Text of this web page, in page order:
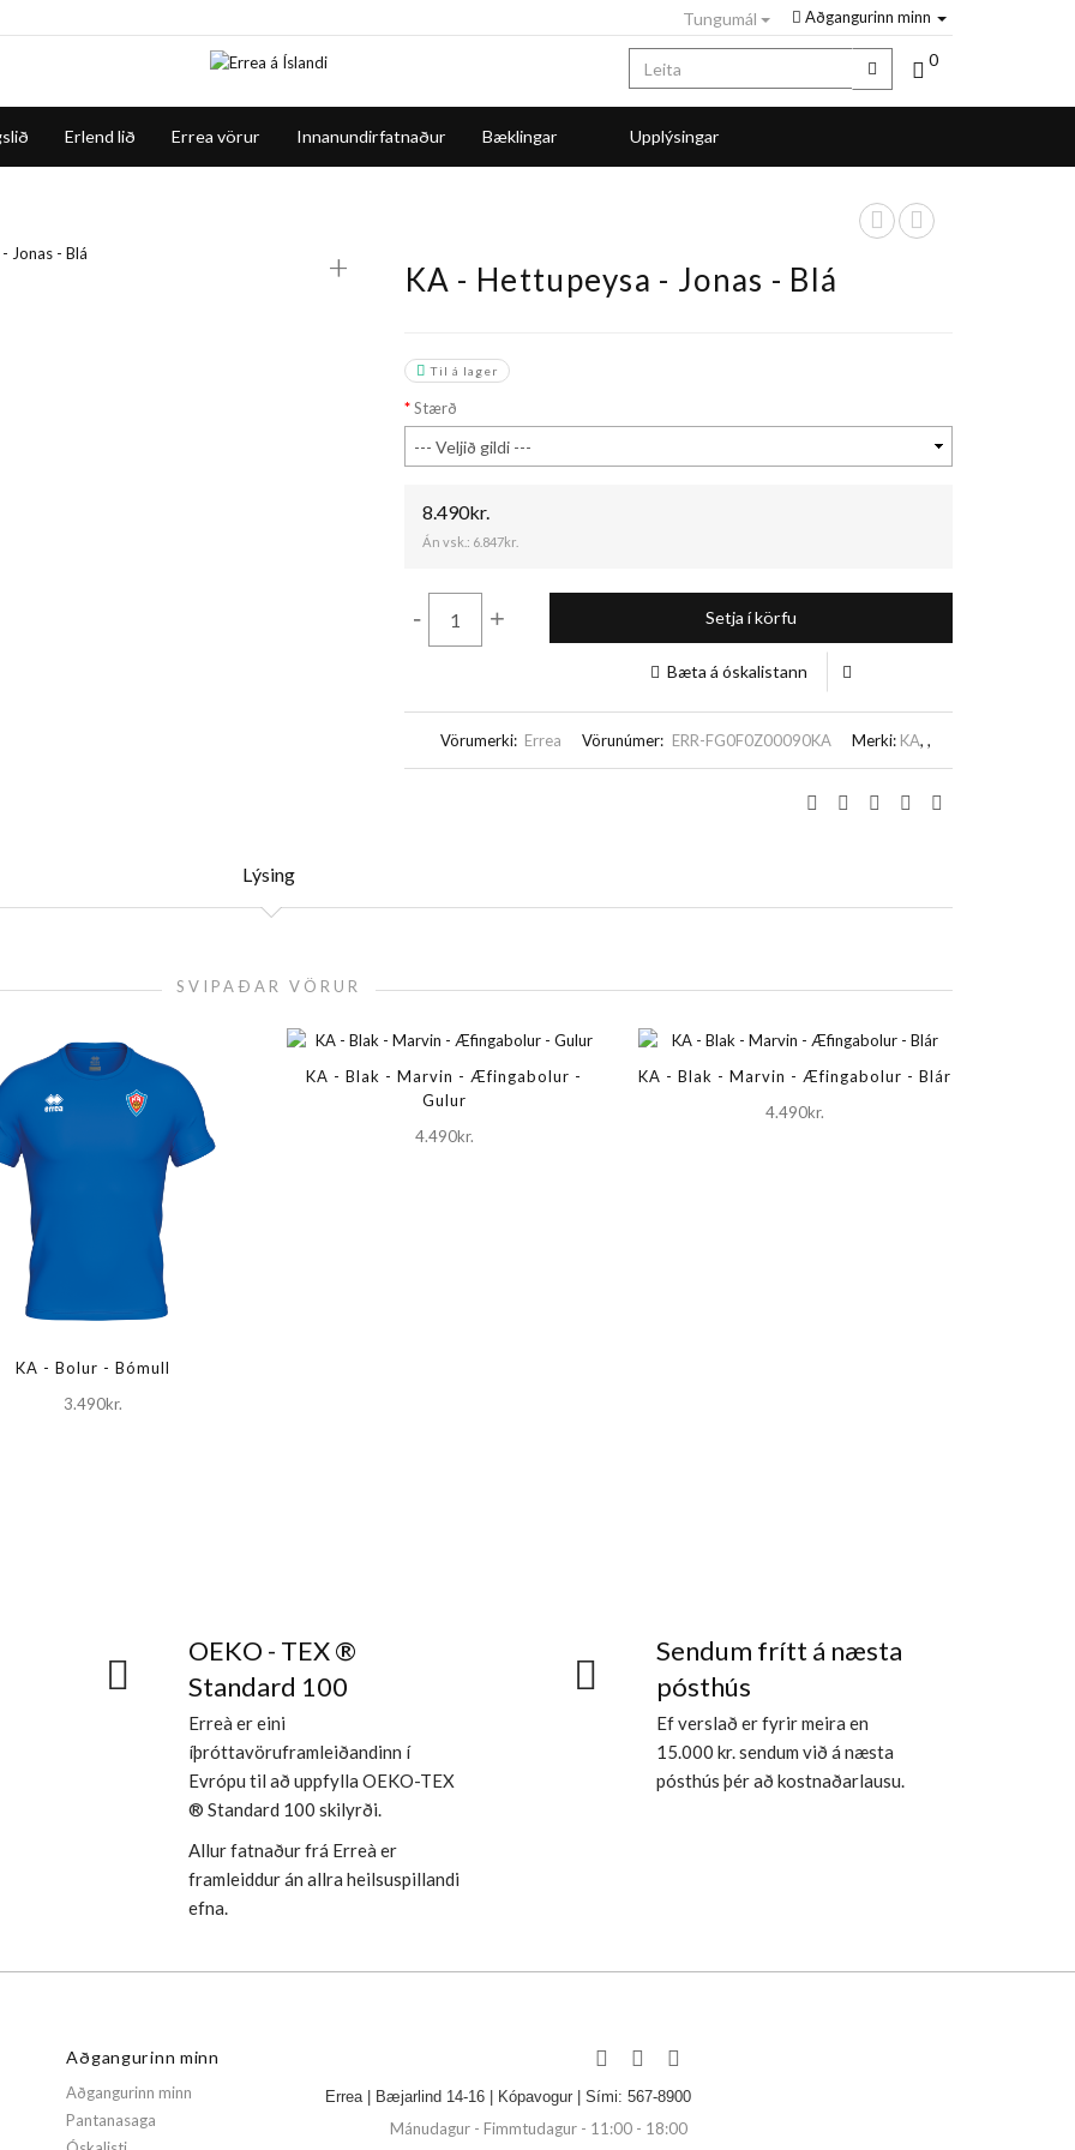
Aðgangurinn minn
Tungumál
0
Erlend lið Errea vörur Innanundirfatnaður Bæklingar Upplýsingar
+ KA - Hettupeysa - Jonas - Blá
Til á lager
Stærð
8.490kr.
Án vsk.: 6.847kr.
- + Setja í körfu
Bæta á óskalistann
Vörumerki: Errea Vörunúmer: ERR-FG0F0Z00090KA Merki: KA,,
Lýsing
SVIPAÐAR VÖRUR
KA - Bolur - Bómull
3.490kr.
KA - Blak - Marvin - Æfingabolur -
Gulur
4.490kr.
KA - Blak - Marvin - Æfingabolur - Blár
4.490kr.
OEKO - TEX ®
Standard 100
Erreà er eini
íþróttavöruframleiðandinn í
Evrópu til að uppfylla OEKO-TEX
® Standard 100 skilyrði.
Allur fatnaður frá Erreà er
framleiddur án allra heilsuspillandi
efna.
Sendum frítt á næsta
pósthús
Ef verslað er fyrir meira en
15.000 kr. sendum við á næsta
pósthús þér að kostnaðarlausu.
Aðgangurinn minn
Aðgangurinn minn
Pantanasaga
Errea | Bæjarlind 14-16 | Kópavogur | Sími: 567-8900
Mánudagur - Fimmtudagur - 11:00 - 18:00